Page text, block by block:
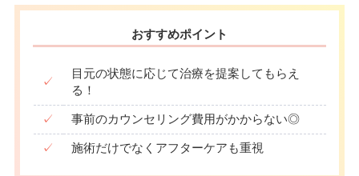
おすすめポイント
✓
目元の状態に応じて治療を提案してもらえ
る！
✓ 事前のカウンセリング費用がかからない◎
✓ 施術だけでなくアフターケアも重視